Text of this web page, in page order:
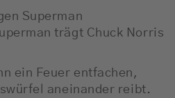
Superman
trägt Chuck Norris
ein Feuer entfachen,
aneinander reibt.